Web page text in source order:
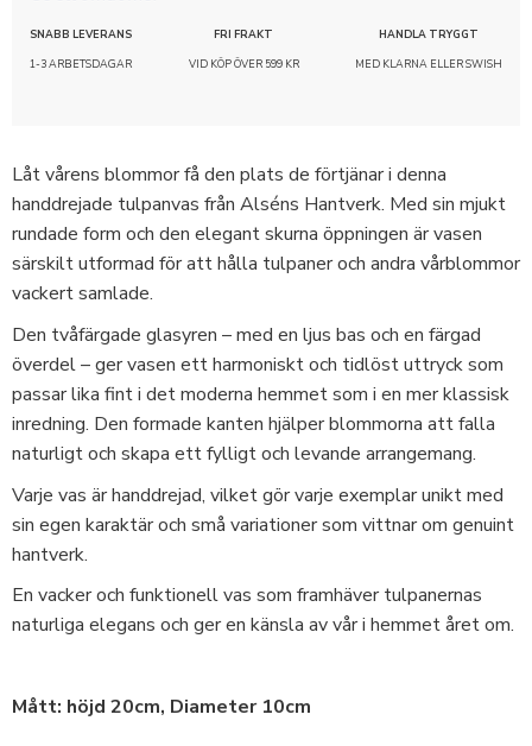
SNABB LEVERANS
1-3 ARBETSDAGAR
FRI FRAKT
VID KÖP ÖVER 599 KR
HANDLA TRYGGT
MED KLARNA ELLER SWISH
Låt vårens blommor få den plats de förtjänar i denna
handdrejade tulpanvas från Alséns Hantverk. Med sin mjukt
rundade form och den elegant skurna öppningen är vasen
särskilt utformad för att hålla tulpaner och andra vårblommor
vackert samlade.
Den tvåfärgade glasyren – med en ljus bas och en färgad
överdel – ger vasen ett harmoniskt och tidlöst uttryck som
passar lika fint i det moderna hemmet som i en mer klassisk
inredning. Den formade kanten hjälper blommorna att falla
naturligt och skapa ett fylligt och levande arrangemang.
Varje vas är handdrejad, vilket gör varje exemplar unikt med
sin egen karaktär och små variationer som vittnar om genuint
hantverk.
En vacker och funktionell vas som framhäver tulpanernas
naturliga elegans och ger en känsla av vår i hemmet året om.
Mått: höjd 20cm, Diameter 10cm